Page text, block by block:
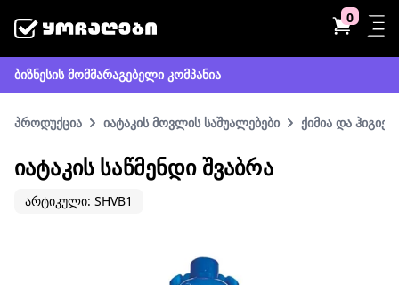
0
ბიზნესის მომმარაგებელი კომპანია
პროდუქცია იატაკის მოვლის საშუალებები ქიმია და ჰიგიენა
ᲘᲐᲢᲐᲙᲘᲡ ᲡᲐᲬᲛᲔᲜᲓᲘ ᲨᲕᲐᲑᲠᲐ
არტიკული: SHVB1